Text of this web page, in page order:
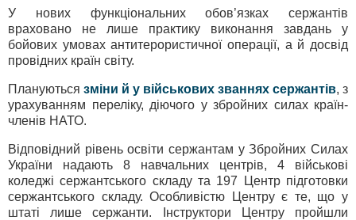
У нових функціональних обов’язках сержантів
враховано не лише практику виконання завдань у
бойових умовах антитерористичної операції, а й досвід
провідних країн світу.
Плануються зміни й у військових званнях сержантів, з
урахуванням переліку, діючого у збройних силах країн-
членів НАТО.
Відповідний рівень освіти сержантам у Збройних Силах
України надають 8 навчальних центрів, 4 військові
коледжі сержантського складу та 197 Центр підготовки
сержантського складу. Особливістю Центру є те, що у
штаті лише сержанти. Інструктори Центру пройшли